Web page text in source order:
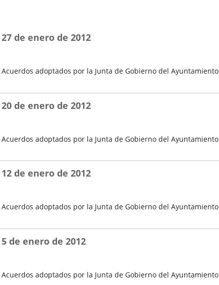
Acuerdos adoptados por la Junta de Gobierno del
del
Pleno
27 de enero de 2012
Acuerdos adoptados por la Junta de Gobierno del
del
Pleno
20 de enero de 2012
Acuerdos adoptados por la Junta de Gobierno del
del
Pleno
12 de enero de 2012
Acuerdos adoptados por la Junta de Gobierno del
5 de enero de 2012